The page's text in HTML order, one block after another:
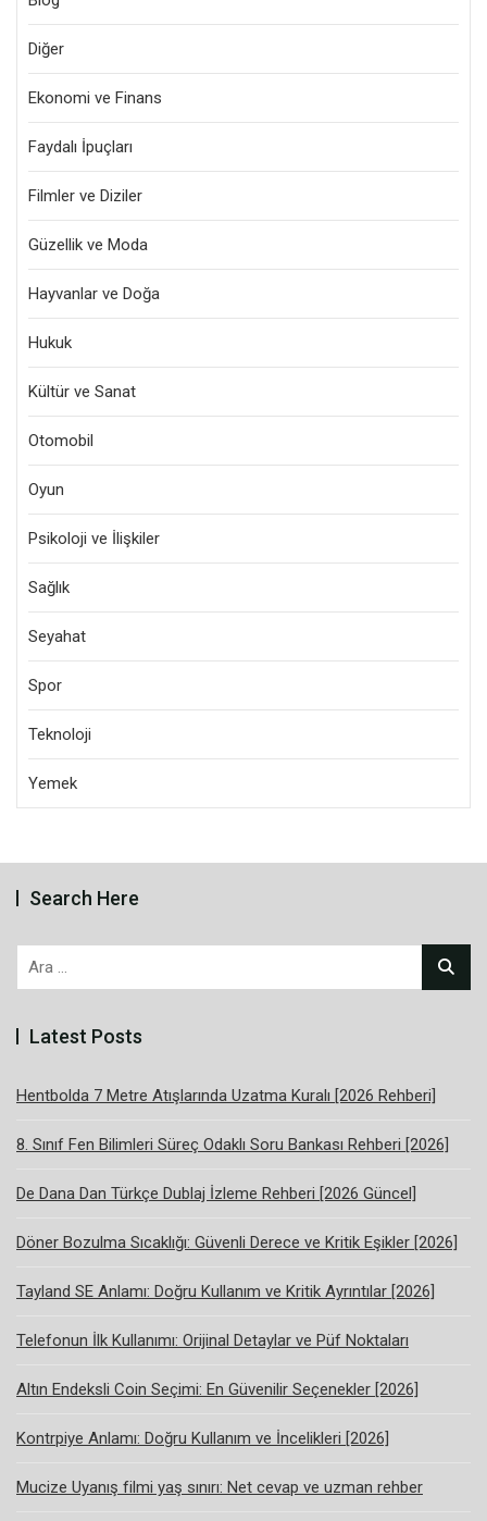
Diğer
Ekonomi ve Finans
Faydalı İpuçları
Filmler ve Diziler
Güzellik ve Moda
Hayvanlar ve Doğa
Hukuk
Kültür ve Sanat
Otomobil
Oyun
Psikoloji ve İlişkiler
Sağlık
Seyahat
Spor
Teknoloji
Yemek
Search Here
Arama:
Latest Posts
Hentbolda 7 Metre Atışlarında Uzatma Kuralı [2026 Rehberi]
8. Sınıf Fen Bilimleri Süreç Odaklı Soru Bankası Rehberi [2026]
De Dana Dan Türkçe Dublaj İzleme Rehberi [2026 Güncel]
Döner Bozulma Sıcaklığı: Güvenli Derece ve Kritik Eşikler [2026]
Tayland SE Anlamı: Doğru Kullanım ve Kritik Ayrıntılar [2026]
Telefonun İlk Kullanımı: Orijinal Detaylar ve Püf Noktaları
Altın Endeksli Coin Seçimi: En Güvenilir Seçenekler [2026]
Kontrpiye Anlamı: Doğru Kullanım ve İncelikleri [2026]
Mucize Uyanış filmi yaş sınırı: Net cevap ve uzman rehber